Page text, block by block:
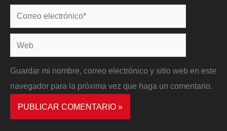
Correo
electrónico*
Web
Guardar mi nombre, correo electrónico y sitio web en este
navegador para la próxima vez que haga un comentario.